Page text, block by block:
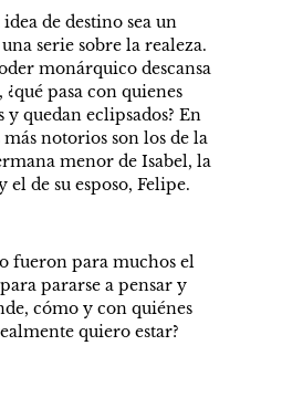
de destino sea un
serie sobre la realeza.
monárquico descansa
¿qué pasa con quienes
y quedan eclipsados? En
notorios son los de la
menor de Isabel, la
de su esposo, Felipe.
fueron para muchos el
pararse a pensar y
cómo y con quiénes
quiero estar?